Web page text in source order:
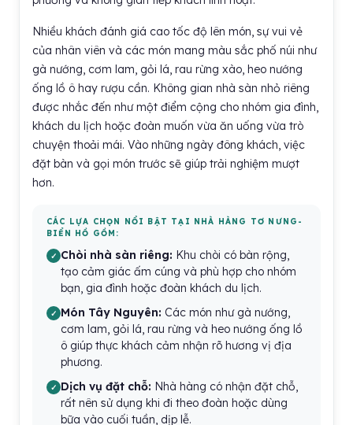
Nhiều khách đánh giá cao tốc độ lên món, sự vui vẻ
của nhân viên và các món mang màu sắc phố núi như
gà nướng, cơm lam, gỏi lá, rau rừng xào, heo nướng
ống lồ ô hay rượu cần. Không gian nhà sàn nhỏ riêng
được nhắc đến như một điểm cộng cho nhóm gia đình,
khách du lịch hoặc đoàn muốn vừa ăn uống vừa trò
chuyện thoải mái. Vào những ngày đông khách, việc
đặt bàn và gọi món trước sẽ giúp trải nghiệm mượt
hơn.
CÁC LỰA CHỌN NỔI BẬT TẠI NHÀ HÀNG TƠ NƯNG-
BIỂN HỒ GỒM:
Chòi nhà sàn riêng: Khu chòi có bàn rộng,
tạo cảm giác ấm cúng và phù hợp cho nhóm
bạn, gia đình hoặc đoàn khách du lịch.
Món Tây Nguyên: Các món như gà nướng,
cơm lam, gỏi lá, rau rừng và heo nướng ống lồ
ô giúp thực khách cảm nhận rõ hương vị địa
phương.
Dịch vụ đặt chỗ: Nhà hàng có nhận đặt chỗ,
rất nên sử dụng khi đi theo đoàn hoặc dùng
bữa vào cuối tuần, dịp lễ.